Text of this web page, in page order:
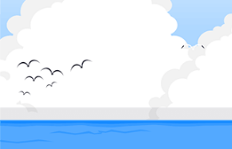
詳 細
校
詳 細
徳島県
阿波自動車学校
詳 細